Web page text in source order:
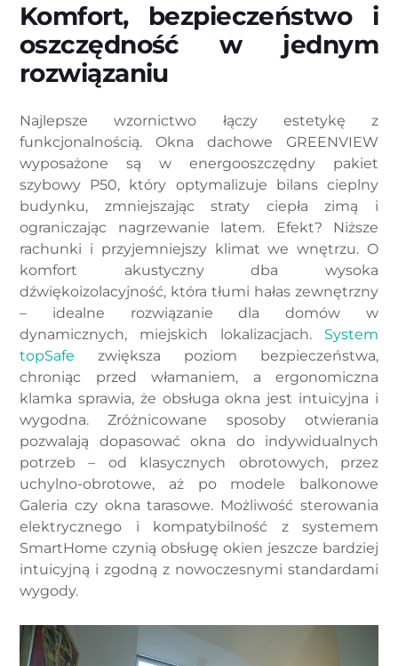
Komfort, bezpieczeństwo i
oszczędność w jednym
rozwiązaniu
Najlepsze wzornictwo łączy estetykę z
funkcjonalnością. Okna dachowe GREENVIEW
wyposażone są w energooszczędny pakiet
szybowy P50, który optymalizuje bilans cieplny
budynku, zmniejszając straty ciepła zimą i
ograniczając nagrzewanie latem. Efekt? Niższe
rachunki i przyjemniejszy klimat we wnętrzu. O
komfort akustyczny dba wysoka
dźwiękoizolacyjność, która tłumi hałas zewnętrzny
– idealne rozwiązanie dla domów w
dynamicznych, miejskich lokalizacjach. System
topSafe zwiększa poziom bezpieczeństwa,
chroniąc przed włamaniem, a ergonomiczna
klamka sprawia, że obsługa okna jest intuicyjna i
wygodna. Zróżnicowane sposoby otwierania
pozwalają dopasować okna do indywidualnych
potrzeb – od klasycznych obrotowych, przez
uchylno-obrotowe, aż po modele balkonowe
Galeria czy okna tarasowe. Możliwość sterowania
elektrycznego i kompatybilność z systemem
SmartHome czynią obsługę okien jeszcze bardziej
intuicyjną i zgodną z nowoczesnymi standardami
wygody.